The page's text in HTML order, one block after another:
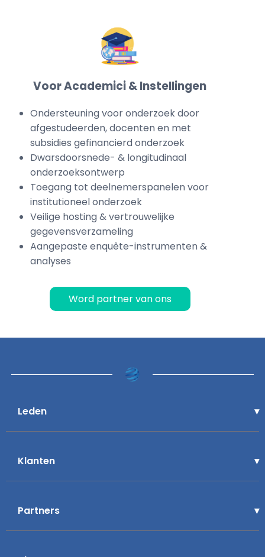
Voor Academici & Instellingen
Ondersteuning voor onderzoek door
afgestudeerden, docenten en met
subsidies gefinancierd onderzoek
Dwarsdoorsnede- & longitudinaal
onderzoeksontwerp
Toegang tot deelnemerspanelen voor
institutioneel onderzoek
Veilige hosting & vertrouwelijke
gegevensverzameling
Aangepaste enquête-instrumenten &
analyses
Word partner van ons
Leden
Klanten
Partners